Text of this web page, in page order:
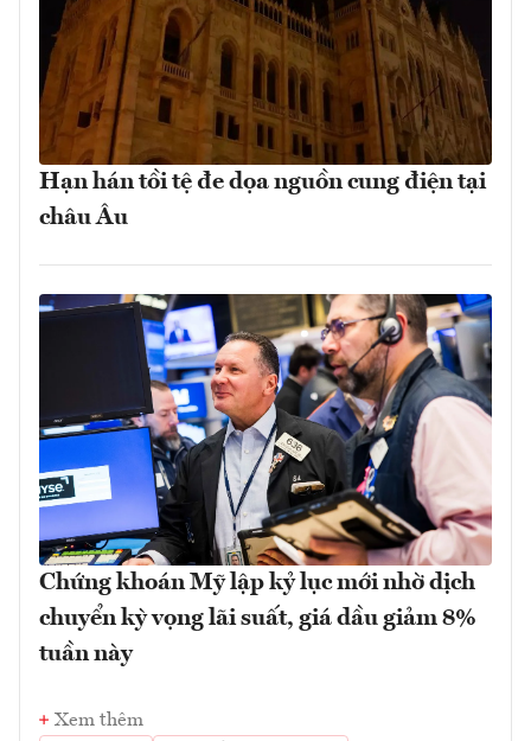
Hạn hán tồi tệ đe dọa nguồn cung điện tại
châu Âu
Chứng khoán Mỹ lập kỷ lục mới nhờ dịch
chuyển kỳ vọng lãi suất, giá dầu giảm 8%
tuần này
Xem thêm